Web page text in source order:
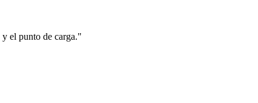
y el punto de carga."